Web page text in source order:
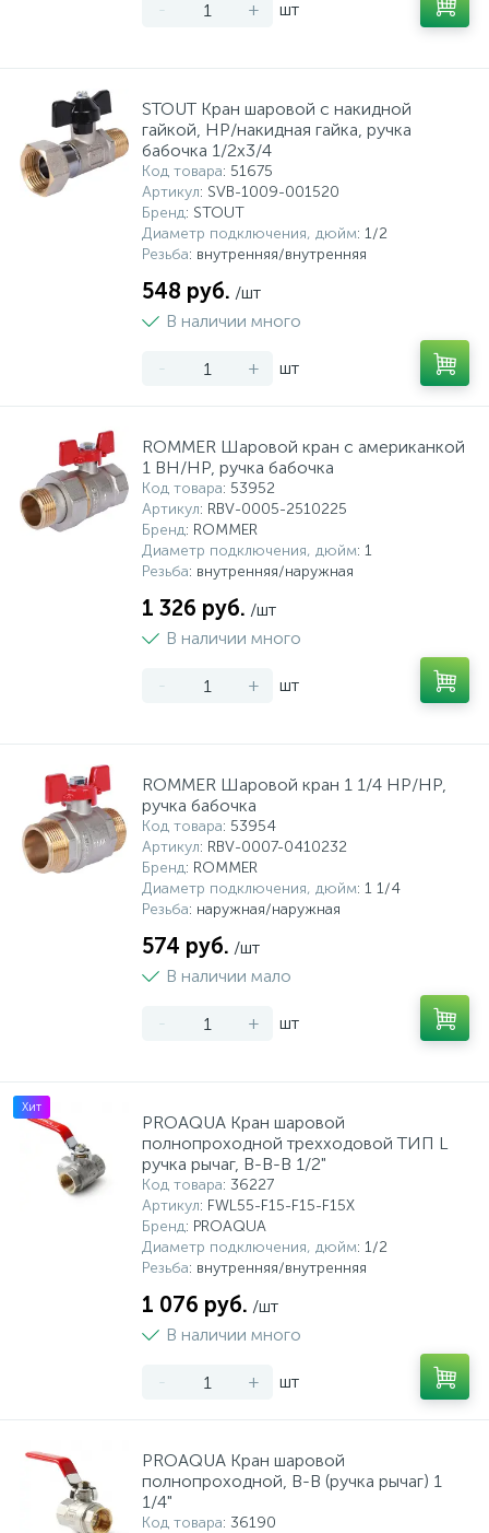
- + шт
STOUT Кран шаровой с накидной
гайкой, НР/накидная гайка, ручка
бабочка 1/2x3/4
Код товара: 51675
Артикул: SVB-1009-001520
Бренд: STOUT
Диаметр подключения, дюйм: 1/2
Резьба: внутренняя/внутренняя
548 руб. /шт
В наличии много
- + шт
ROMMER Шаровой кран с американкой
1 ВН/НР, ручка бабочка
Код товара: 53952
Артикул: RBV-0005-2510225
Бренд: ROMMER
Диаметр подключения, дюйм: 1
Резьба: внутренняя/наружная
1 326 руб. /шт
В наличии много
- + шт
ROMMER Шаровой кран 1 1/4 НР/НР,
ручка бабочка
Код товара: 53954
Артикул: RBV-0007-0410232
Бренд: ROMMER
Диаметр подключения, дюйм: 1 1/4
Резьба: наружная/наружная
574 руб. /шт
В наличии мало
- + шт
Хит
PROAQUA Кран шаровой
полнопроходной трехходовой ТИП L
ручка рычаг, В-В-В 1/2"
Код товара: 36227
Артикул: FWL55-F15-F15-F15X
Бренд: PROAQUA
Диаметр подключения, дюйм: 1/2
Резьба: внутренняя/внутренняя
1 076 руб. /шт
В наличии много
- + шт
PROAQUA Кран шаровой
полнопроходной, В-В (ручка рычаг) 1
1/4"
Код товара: 36190